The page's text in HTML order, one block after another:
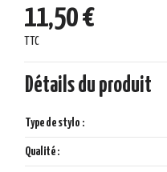
11,50 €
TTC
Détails du produit
Type de stylo :
Qualité :